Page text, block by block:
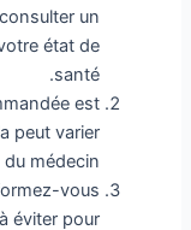
un
état de
santé.
est
peut varier
médecin.
vous
éviter pour